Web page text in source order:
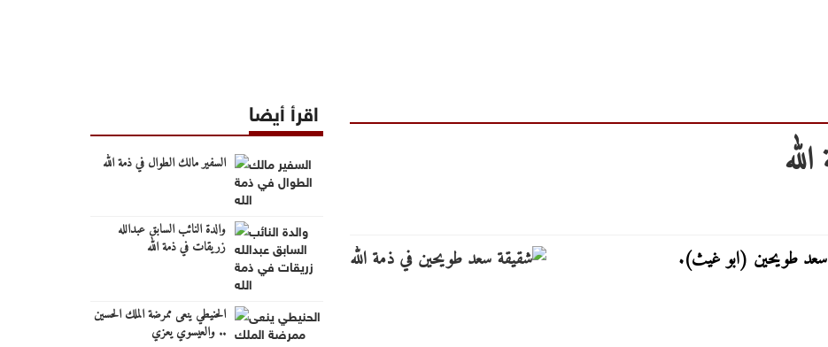
سعد طويحين (ابو غيث).
اقرأ أيضا
السفير مالك الطوال في ذمة الله
والدة النائب السابق عبدالله
زريقات في ذمة الله
الحنيطي ينعى ممرضة الملك الحسين
.. والعيسوي يعزي